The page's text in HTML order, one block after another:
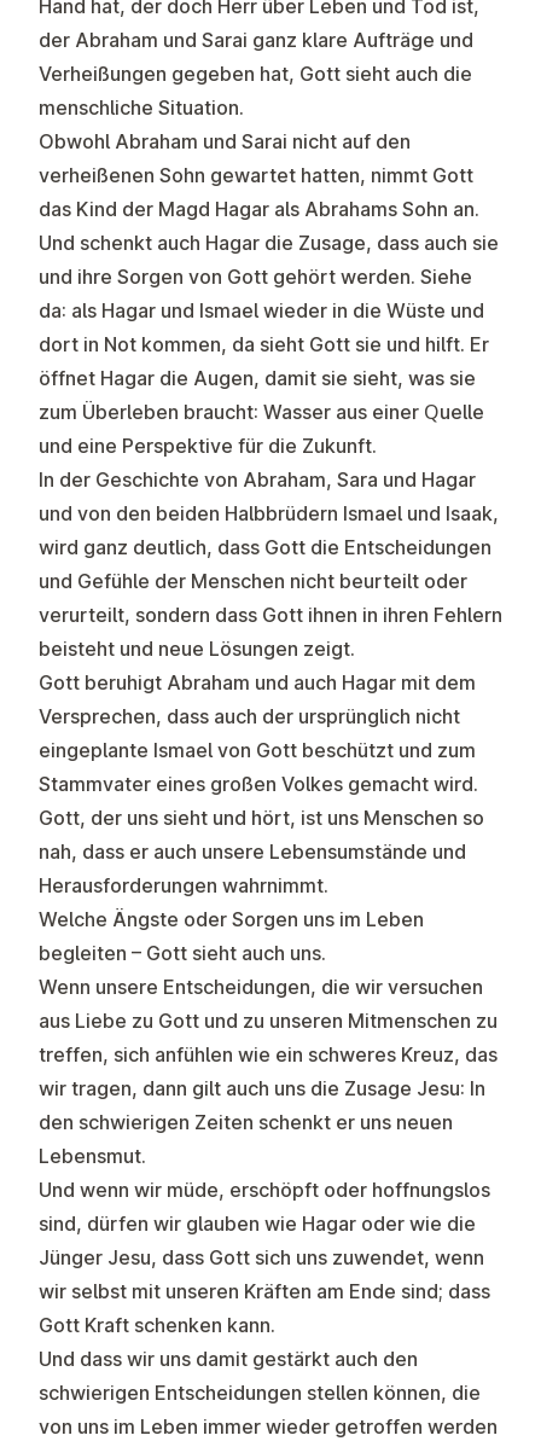
Hand hat, der doch Herr über Leben und Tod ist,
der Abraham und Sarai ganz klare Aufträge und
Verheißungen gegeben hat, Gott sieht auch die
menschliche Situation.
Obwohl Abraham und Sarai nicht auf den
verheißenen Sohn gewartet hatten, nimmt Gott
das Kind der Magd Hagar als Abrahams Sohn an.
Und schenkt auch Hagar die Zusage, dass auch sie
und ihre Sorgen von Gott gehört werden. Siehe
da: als Hagar und Ismael wieder in die Wüste und
dort in Not kommen, da sieht Gott sie und hilft. Er
öffnet Hagar die Augen, damit sie sieht, was sie
zum Überleben braucht: Wasser aus einer Quelle
und eine Perspektive für die Zukunft.
In der Geschichte von Abraham, Sara und Hagar
und von den beiden Halbbrüdern Ismael und Isaak,
wird ganz deutlich, dass Gott die Entscheidungen
und Gefühle der Menschen nicht beurteilt oder
verurteilt, sondern dass Gott ihnen in ihren Fehlern
beisteht und neue Lösungen zeigt.
Gott beruhigt Abraham und auch Hagar mit dem
Versprechen, dass auch der ursprünglich nicht
eingeplante Ismael von Gott beschützt und zum
Stammvater eines großen Volkes gemacht wird.
Gott, der uns sieht und hört, ist uns Menschen so
nah, dass er auch unsere Lebensumstände und
Herausforderungen wahrnimmt.
Welche Ängste oder Sorgen uns im Leben
begleiten – Gott sieht auch uns.
Wenn unsere Entscheidungen, die wir versuchen
aus Liebe zu Gott und zu unseren Mitmenschen zu
treffen, sich anfühlen wie ein schweres Kreuz, das
wir tragen, dann gilt auch uns die Zusage Jesu: In
den schwierigen Zeiten schenkt er uns neuen
Lebensmut.
Und wenn wir müde, erschöpft oder hoffnungslos
sind, dürfen wir glauben wie Hagar oder wie die
Jünger Jesu, dass Gott sich uns zuwendet, wenn
wir selbst mit unseren Kräften am Ende sind; dass
Gott Kraft schenken kann.
Und dass wir uns damit gestärkt auch den
schwierigen Entscheidungen stellen können, die
von uns im Leben immer wieder getroffen werden